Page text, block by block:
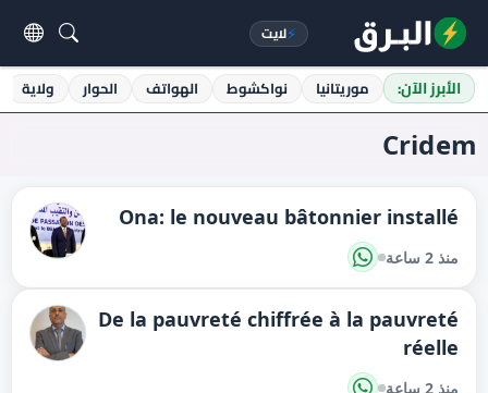
⚡لايت
الأبرز الآن: موريتانيا نواكشوط الهواتف الحوار ولاية
Cridem
Ona: le nouveau bâtonnier installé
منذ 2 ساعة
De la pauvreté chiffrée à la pauvreté
réelle
منذ 2 ساعة